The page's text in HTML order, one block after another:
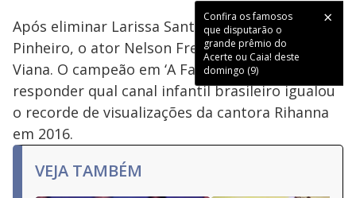
Confira os famosos
que disputarão o
grande prêmio do
Acerte ou Caia! deste
domingo (9)
Após eliminar Larissa Santos e Rosiane
Pinheiro, o ator Nelson Freitas desafiou Lucas
Viana. O campeão em ‘A Fazenda 11’ não soube
responder qual canal infantil brasileiro igualou
o recorde de visualizações da cantora Rihanna
em 2016.
VEJA TAMBÉM